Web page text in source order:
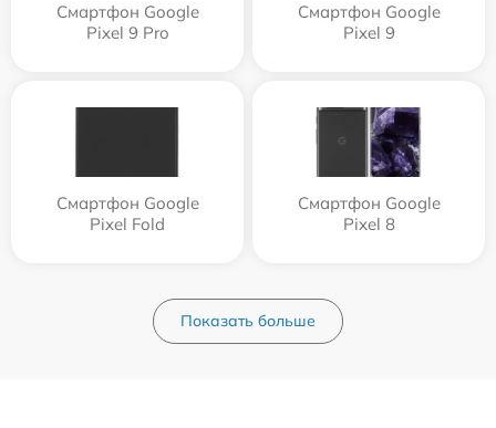
Смартфон Google
Pixel 9 Pro
Смартфон Google
Pixel 9
Смартфон Google
Pixel Fold
Смартфон Google
Pixel 8
Показать больше